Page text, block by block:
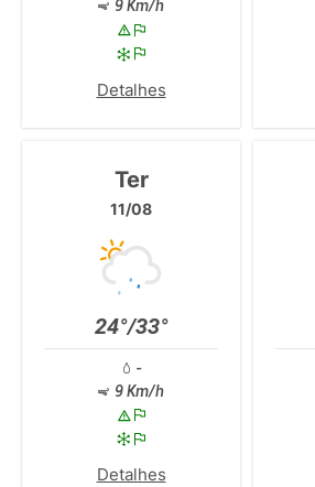
9 Km/h
Detalhes
Ter
11/08
24°/33°
-
9 Km/h
Detalhes